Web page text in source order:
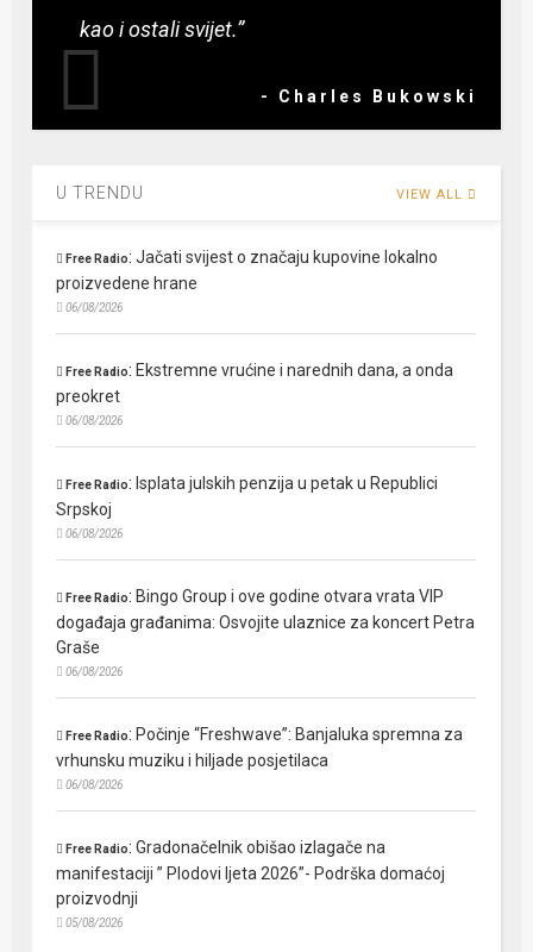
kao i ostali svijet.”
- Charles Bukowski
U TRENDU VIEW ALL
Free Radio:Jačati svijest o značaju kupovine lokalno
proizvedene hrane
06/08/2026
Free Radio: Ekstremne vrućine i narednih dana, a onda
preokret
06/08/2026
Free Radio: Isplata julskih penzija u petak u Republici
Srpskoj
06/08/2026
Free Radio: Bingo Group i ove godine otvara vrata VIP
događaja građanima: Osvojite ulaznice za koncert Petra
Graše
06/08/2026
Free Radio: Počinje “Freshwave”: Banjaluka spremna za
vrhunsku muziku i hiljade posjetilaca
06/08/2026
Free Radio:Gradonačelnik obišao izlagače na
manifestaciji ” Plodovi ljeta 2026”- Podrška domaćoj
proizvodnji
05/08/2026